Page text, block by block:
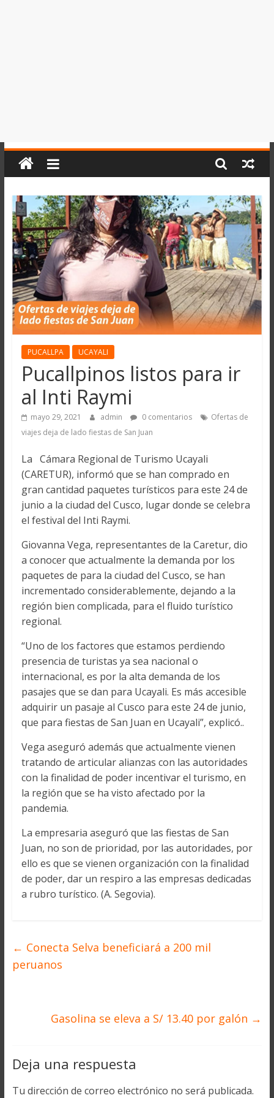
PUCALLPA UCAYALI
Pucallpinos listos para ir
al Inti Raymi
mayo 29, 2021 admin 0 comentarios
Ofertas de
viajes deja de lado fiestas de San Juan
La Cámara Regional de Turismo Ucayali
(CARETUR), informó que se han comprado en
gran cantidad paquetes turísticos para este 24 de
junio a la ciudad del Cusco, lugar donde se celebra
el festival del Inti Raymi.
Giovanna Vega, representantes de la Caretur, dio
a conocer que actualmente la demanda por los
paquetes de para la ciudad del Cusco, se han
incrementado considerablemente, dejando a la
región bien complicada, para el fluido turístico
regional.
“Uno de los factores que estamos perdiendo
presencia de turistas ya sea nacional o
internacional, es por la alta demanda de los
pasajes que se dan para Ucayali. Es más accesible
adquirir un pasaje al Cusco para este 24 de junio,
que para fiestas de San Juan en Ucayali”, explicó..
Vega aseguró además que actualmente vienen
tratando de articular alianzas con las autoridades
con la finalidad de poder incentivar el turismo, en
la región que se ha visto afectado por la
pandemia.
La empresaria aseguró que las fiestas de San
Juan, no son de prioridad, por las autoridades, por
ello es que se vienen organización con la finalidad
de poder, dar un respiro a las empresas dedicadas
a rubro turístico. (A. Segovia).
← Conecta Selva beneficiará a 200 mil
peruanos
Gasolina se eleva a S/ 13.40 por galón →
Deja una respuesta
Tu dirección de correo electrónico no será publicada.